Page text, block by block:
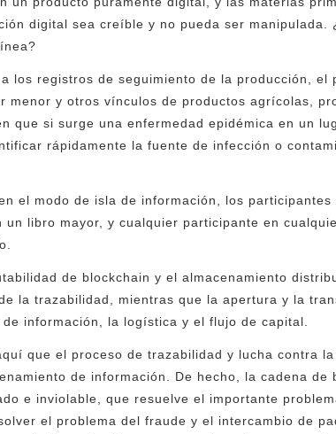
digital sea creíble y no pueda ser manipulada.
los registros de seguimiento de la producción, el
menor y otros vínculos de productos agrícolas,
que si surge una enfermedad epidémica en un
rápidamente la fuente de infección o
el modo de isla de información, los
un libro mayor, y cualquier participante en
de blockchain y el almacenamiento
la trazabilidad, mientras que la apertura y la
información, la logística y el flujo de capital.
que el proceso de trazabilidad y lucha contra
de información. De hecho, la cadena
e inviolable, que resuelve el importante
el problema del fraude y el intercambio de